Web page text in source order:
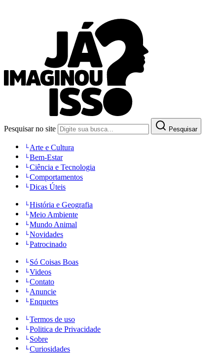
Pesquisar no site Pesquisar
Arte e Cultura
Bem-Estar
Ciência e Tecnologia
Comportamentos
Dicas Úteis
História e Geografia
Meio Ambiente
Mundo Animal
Novidades
Patrocinado
Só Coisas Boas
Videos
Contato
Anuncie
Enquetes
Termos de uso
Politica de Privacidade
Sobre
Curiosidades